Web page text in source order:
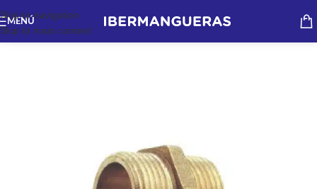
Skip to navigation
Skip to main content
MENÚ